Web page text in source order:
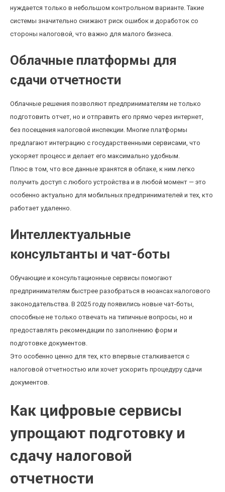
нуждается только в небольшом контрольном варианте. Такие
системы значительно снижают риск ошибок и доработок со
стороны налоговой, что важно для малого бизнеса.
Облачные платформы для
сдачи отчетности
Облачные решения позволяют предпринимателям не только
подготовить отчет, но и отправить его прямо через интернет,
без посещения налоговой инспекции. Многие платформы
предлагают интеграцию с государственными сервисами, что
ускоряет процесс и делает его максимально удобным.
Плюс в том, что все данные хранятся в облаке, к ним легко
получить доступ с любого устройства и в любой момент — это
особенно актуально для мобильных предпринимателей и тех, кто
работает удаленно.
Интеллектуальные
консультанты и чат-боты
Обучающие и консультационные сервисы помогают
предпринимателям быстрее разобраться в нюансах налогового
законодательства. В 2025 году появились новые чат-боты,
способные не только отвечать на типичные вопросы, но и
предоставлять рекомендации по заполнению форм и
подготовке документов.
Это особенно ценно для тех, кто впервые сталкивается с
налоговой отчетностью или хочет ускорить процедуру сдачи
документов.
Как цифровые сервисы
упрощают подготовку и
сдачу налоговой
отчетности